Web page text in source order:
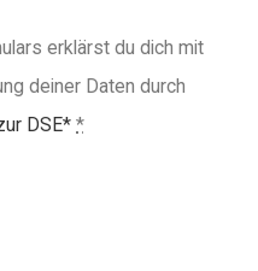
erklärst du dich mit
deiner Daten durch
DSE* *